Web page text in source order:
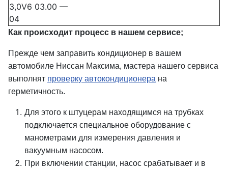
3,0V6 03.00 —
04
Как происходит процесс в нашем сервисе;
Прежде чем заправить кондиционер в вашем
автомобиле Ниссан Максима, мастера нашего сервиса
выполнят проверку автокондиционера на
герметичность.
Для этого к штуцерам находящимся на трубках
подключается специальное оборудование с
манометрами для измерения давления и
вакуумным насосом.
При включении станции, насос срабатывает и в